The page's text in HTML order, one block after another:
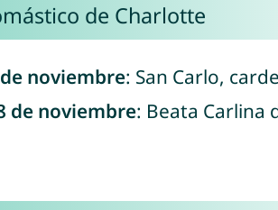
de Charlotte
noviembre: San Carlo,
de noviembre: Beata Carlina